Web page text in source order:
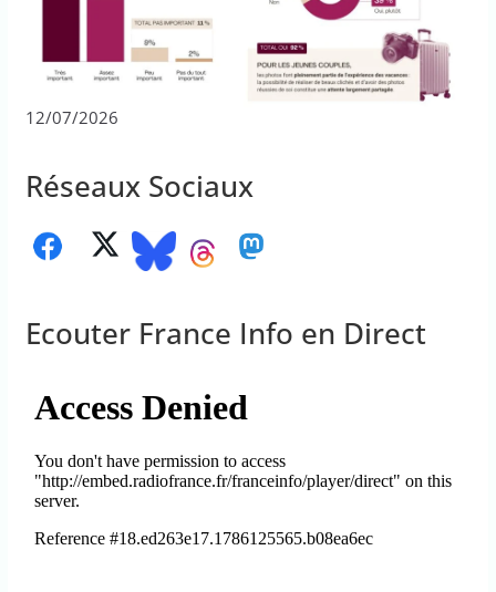
12/07/2026
Réseaux Sociaux
Ecouter France Info en Direct